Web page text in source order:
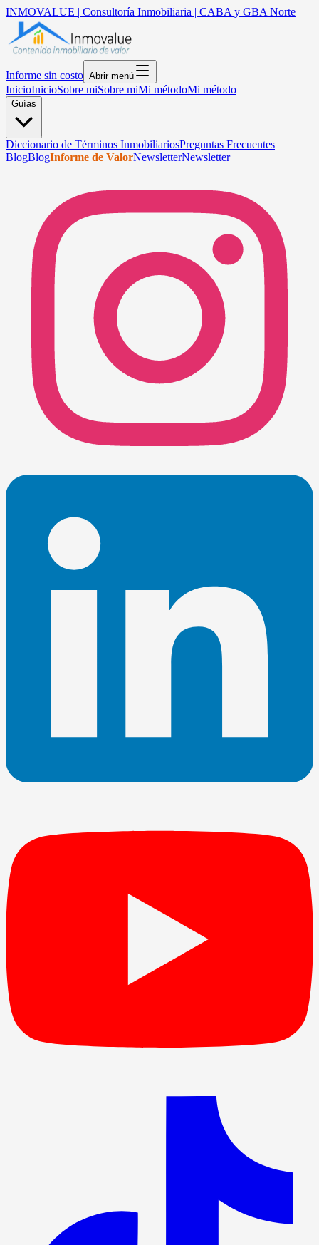
INMOVALUE | Consultoría Inmobiliaria | CABA y GBA Norte
Informe sin costo Abrir menú
InicioInicioSobre miSobre miMi métodoMi método
Guías
Diccionario de Términos InmobiliariosPreguntas Frecuentes
BlogBlogInforme de ValorNewsletterNewsletter